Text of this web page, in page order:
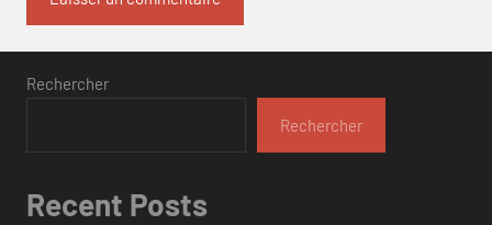
Rechercher
Rechercher
Recent Posts